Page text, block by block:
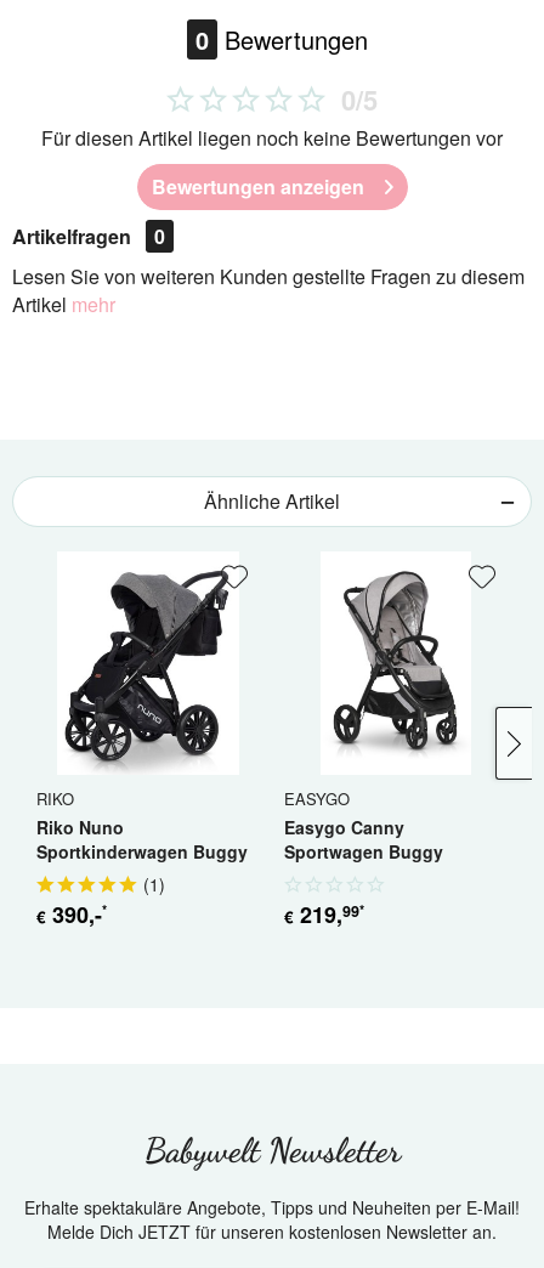
0 Bewertungen
0/5
Für diesen Artikel liegen noch keine Bewertungen vor
Bewertungen anzeigen
Artikelfragen
0
Lesen Sie von weiteren Kunden gestellte Fragen zu diesem
Artikel mehr
Ähnliche Artikel
RIKO
Riko Nuno
Sportkinderwagen Buggy
Jogger
(1)
€ 390,-*
EASYGO
Easygo Canny
Sportwagen Buggy
€ 219,99*
Babywelt Newsletter
Erhalte spektakuläre Angebote, Tipps und Neuheiten per E-Mail!
Melde Dich JETZT für unseren kostenlosen Newsletter an.